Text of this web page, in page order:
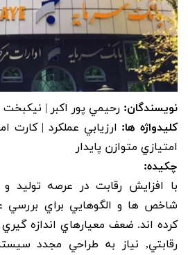
نویسندگان: رحيمي پور اکبر |
کلیدواژه ها: ارزيابي عملکرد | کارت
امتيازي متوازن پايدار
چکیده:
با افزايش رقابت در عرصه توليد و
شاخص ها و الگوهايي براي بررسي
کرده اند. ضعف معيارهاي اندازه
رقابتي, نياز به طراحي مجدد